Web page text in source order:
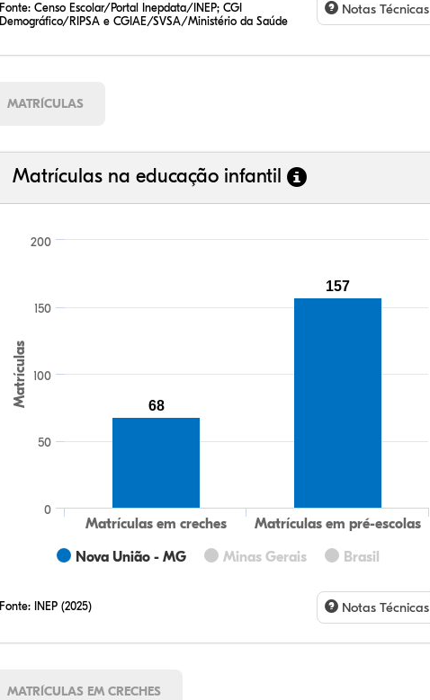
Fonte: Censo Escolar/Portal Inepdata/INEP; CGI
Demográfico/RIPSA e CGIAE/SVSA/Ministério da Saúde
Notas Técnicas
MATRÍCULAS
Matrículas na educação infantil
Matrículas
Nova União - MG Minas Gerais Brasil
Matrículas em creches Matrículas em pré-escolas
0
50
100
150
200
68
157
Fonte: INEP (2025) Notas Técnicas
MATRÍCULAS EM CRECHES